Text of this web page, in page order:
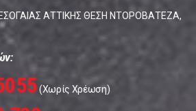
ΑΤΤΙΚΗΣ ΘΕΣΗ ΝΤΟΡΟΒΑΤΕΖΑ,
(Χωρίς Χρέωση)